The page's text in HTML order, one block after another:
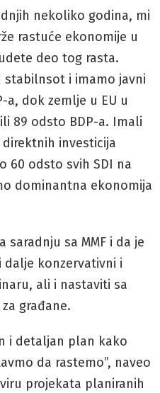
nekoliko godina, mi
rastuće ekonomije u
deo tog rasta.
stabilnsot i imamo javni
a, dok zemlje u EU u
89 odsto BDP-a. Imali
investicija
60 odsto svih SDI na
dominantna ekonomija
saradnju sa MMF i da je
konzervativni i
ali i nastaviti sa
građane.
i detaljan plan kako
da rastemo”, naveo
projekata planiranih